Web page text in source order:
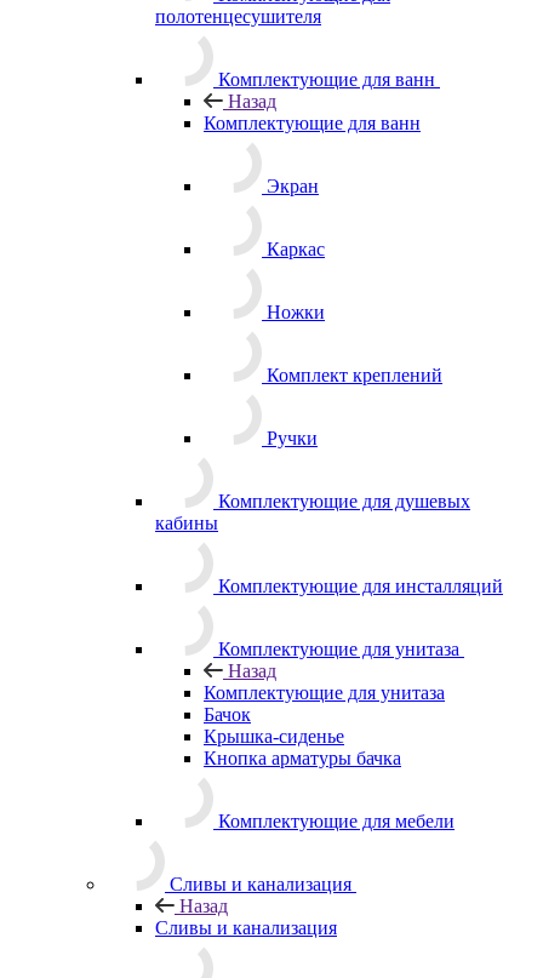
полотенцесушителя
Комплектующие для ванн
Назад
Комплектующие для ванн
Экран
Каркас
Ножки
Комплект креплений
Ручки
Комплектующие для душевых
кабины
Комплектующие для инсталляций
Комплектующие для унитаза
Назад
Комплектующие для унитаза
Бачок
Крышка-сиденье
Кнопка арматуры бачка
Комплектующие для мебели
Сливы и канализация
Назад
Сливы и канализация